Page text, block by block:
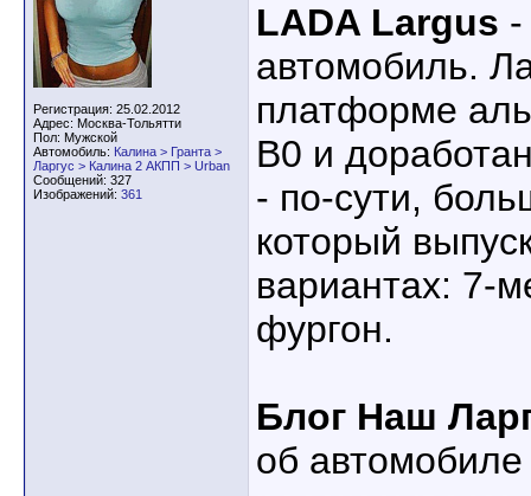
Регистрация: 25.02.2012
Адрес: Москва-Тольятти
Пол: Мужской
Автомобиль: Калина > Гранта >
Ларгус > Калина 2 АКПП > Urban
Сообщений: 327
Изображений: 361
LADA Largus -
автомобиль.
платформе
B0 и
- по-сути,
который
вариантах: 7-
фургон.
Блог Наш
об